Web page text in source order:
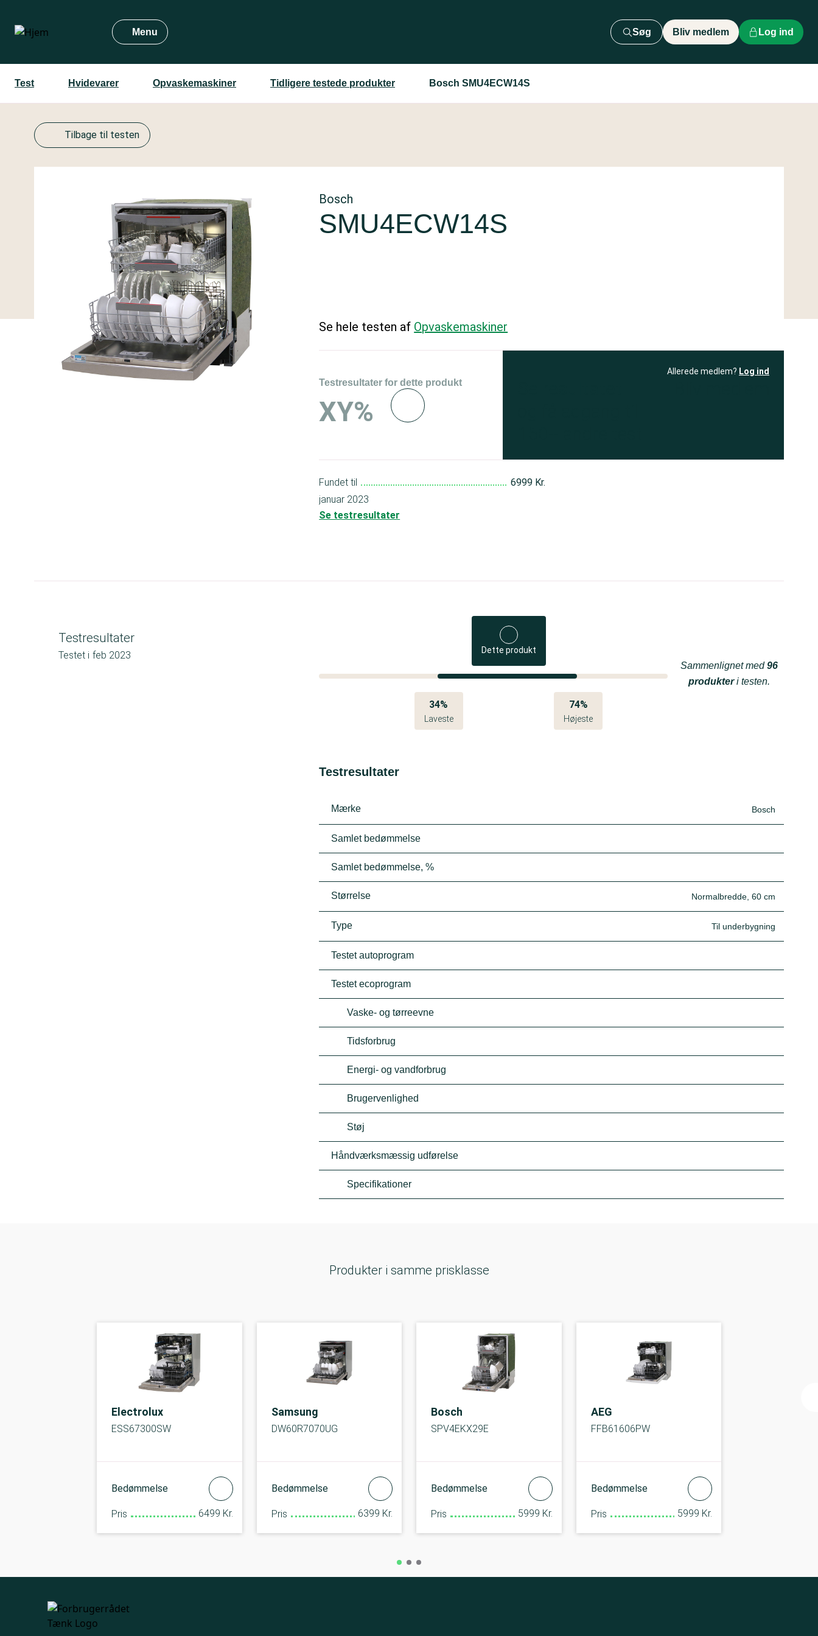
hovedindhold
Menu Søg Bliv medlem Log ind
Test Hvidevarer Opvaskemaskiner Tidligere testede produkter Bosch SMU4ECW14S
Tilbage til testen
Bosch
SMU4ECW14S
Se hele testen af Opvaskemaskiner
Testresultater for dette produkt
XY%
Allerede medlem? Log ind
Fundet til
6999 Kr.
januar 2023
Se testresultater
Testresultater
Testet i feb 2023 Dette produkt
34%
Laveste
74%
Højeste
Sammenlignet med96
produkteri testen.
Testresultater
Mærke Bosch
Samlet bedømmelse
Samlet bedømmelse, %
Størrelse Normalbredde, 60 cm
Type Til underbygning
Testet autoprogram
Testet ecoprogram
Vaske- og tørreevne
Tidsforbrug
Energi- og vandforbrug
Brugervenlighed
Støj
Håndværksmæssig udførelse
Specifikationer
Produkter i samme prisklasse
Electrolux
ESS67300SW
Bedømmelse
Pris 6499 Kr.
Samsung
DW60R7070UG
Bedømmelse
Pris 6399 Kr.
Bosch
SPV4EKX29E
Bedømmelse
Pris 5999 Kr.
AEG
FFB61606PW
Bedømmelse
Pris 5999 Kr.